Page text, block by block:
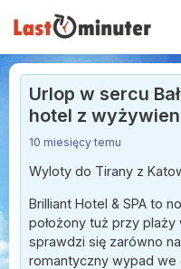
Urlop w sercu
hotel z
10 miesięcy temu
Wyloty do Tirany z
Brilliant Hotel & SPA to
położony tuż przy
sprawdzi się zarówno
romantyczny wypad we